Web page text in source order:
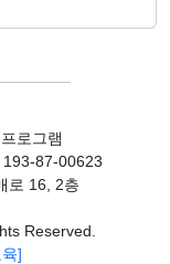
로그램
87-00623
로 16, 2층
Reserved.
]